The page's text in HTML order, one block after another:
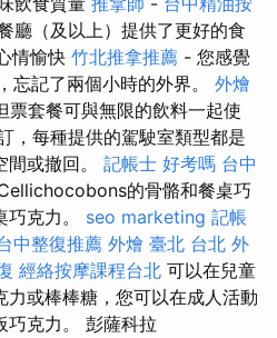
廳（及以上）提供了更好的食
情愉快 竹北推拿推薦 - 您感覺
忘記了兩個小時的外界。 外燴
票套餐可與無限的飲料一起使
，每種提供的駕駛室類型都是
或撤回。 記帳士 好考嗎 台中
的骨骼和餐桌巧
克力。 seo marketing 記帳
中整復推薦 外燴 臺北 台北 外
經絡按摩課程台北 可以在兒童
或棒棒糖，您可以在成人活動
巧克力。 彭薩科拉